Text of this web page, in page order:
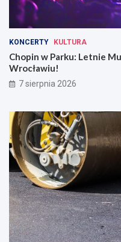
KONCERTY KULTURA
Chopin w Parku: Letnie
Wrocławiu!
7 sierpnia 2026